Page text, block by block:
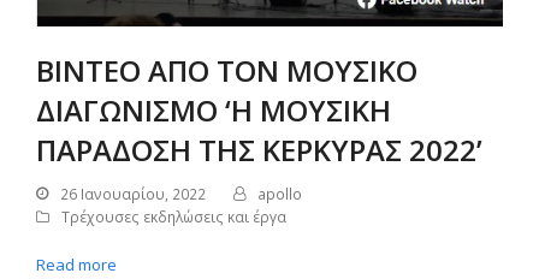
ΒΙΝΤΕΟ ΑΠΟ ΤΟΝ ΜΟΥΣΙΚΟ
ΔΙΑΓΩΝΙΣΜΟ ‘Η ΜΟΥΣΙΚΗ
ΠΑΡΑΔΟΣΗ ΤΗΣ ΚΕΡΚΥΡΑΣ 2022’
26 Ιανουαρίου, 2022
apollo
Τρέχουσες εκδηλώσεις και έργα
Read more